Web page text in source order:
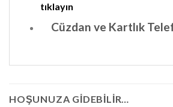
tıklayın
Cüzdan ve Kartlık
HOŞUNUZA GIDEBILIR…